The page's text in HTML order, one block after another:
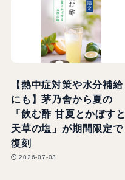
【熱中症対策や水分補給
にも】茅乃舎から夏の
「飲む酢 甘夏とかぼすと
天草の塩」が期間限定で
復刻
2026-07-03